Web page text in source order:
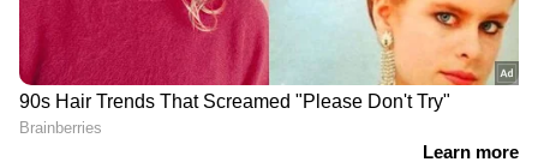
Related Articles
അൾജീരിയക്കെതിരായ
ബോസ്നിയ, 40-ാം